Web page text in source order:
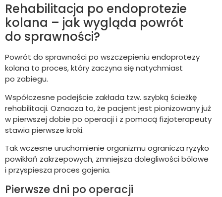
Rehabilitacja po endoprotezie
kolana – jak wygląda powrót
do sprawności?
Powrót do sprawności po wszczepieniu endoprotezy
kolana to proces, który zaczyna się natychmiast
po zabiegu.
Współczesne podejście zakłada tzw. szybką ścieżkę
rehabilitacji. Oznacza to, że pacjent jest pionizowany już
w pierwszej dobie po operacji i z pomocą fizjoterapeuty
stawia pierwsze kroki.
Tak wczesne uruchomienie organizmu ogranicza ryzyko
powikłań zakrzepowych, zmniejsza dolegliwości bólowe
i przyspiesza proces gojenia.
Pierwsze dni po operacji